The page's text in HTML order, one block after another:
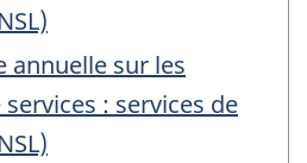
annuelle sur les
: services de